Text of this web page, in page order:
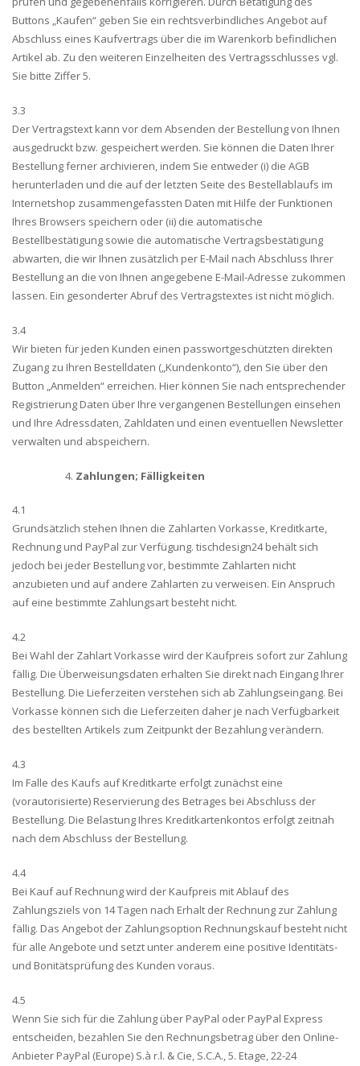
Buttons „Kaufen“ geben Sie ein rechtsverbindliches Angebot auf
Abschluss eines Kaufvertrags über die im Warenkorb befindlichen
Artikel ab. Zu den weiteren Einzelheiten des Vertragsschlusses vgl.
Sie bitte Ziffer 5.
3.3
Der Vertragstext kann vor dem Absenden der Bestellung von Ihnen
ausgedruckt bzw. gespeichert werden. Sie können die Daten Ihrer
Bestellung ferner archivieren, indem Sie entweder (i) die AGB
herunterladen und die auf der letzten Seite des Bestellablaufs im
Internetshop zusammengefassten Daten mit Hilfe der Funktionen
Ihres Browsers speichern oder (ii) die automatische
Bestellbestätigung sowie die automatische Vertragsbestätigung
abwarten, die wir Ihnen zusätzlich per E-Mail nach Abschluss Ihrer
Bestellung an die von Ihnen angegebene E-Mail-Adresse zukommen
lassen. Ein gesonderter Abruf des Vertragstextes ist nicht möglich.
3.4
Wir bieten für jeden Kunden einen passwortgeschützten direkten
Zugang zu Ihren Bestelldaten („Kundenkonto“), den Sie über den
Button „Anmelden“ erreichen. Hier können Sie nach entsprechender
Registrierung Daten über Ihre vergangenen Bestellungen einsehen
und Ihre Adressdaten, Zahldaten und einen eventuellen Newsletter
verwalten und abspeichern.
Zahlungen; Fälligkeiten
4.1
Grundsätzlich stehen Ihnen die Zahlarten Vorkasse, Kreditkarte,
Rechnung und PayPal zur Verfügung. tischdesign24 behält sich
jedoch bei jeder Bestellung vor, bestimmte Zahlarten nicht
anzubieten und auf andere Zahlarten zu verweisen. Ein Anspruch
auf eine bestimmte Zahlungsart besteht nicht.
4.2
Bei Wahl der Zahlart Vorkasse wird der Kaufpreis sofort zur Zahlung
fällig. Die Überweisungsdaten erhalten Sie direkt nach Eingang Ihrer
Bestellung. Die Lieferzeiten verstehen sich ab Zahlungseingang. Bei
Vorkasse können sich die Lieferzeiten daher je nach Verfügbarkeit
des bestellten Artikels zum Zeitpunkt der Bezahlung verändern.
4.3
Im Falle des Kaufs auf Kreditkarte erfolgt zunächst eine
(vorautorisierte) Reservierung des Betrages bei Abschluss der
Bestellung. Die Belastung Ihres Kreditkartenkontos erfolgt zeitnah
nach dem Abschluss der Bestellung.
4.4
Bei Kauf auf Rechnung wird der Kaufpreis mit Ablauf des
Zahlungsziels von 14 Tagen nach Erhalt der Rechnung zur Zahlung
fällig. Das Angebot der Zahlungsoption Rechnungskauf besteht nicht
für alle Angebote und setzt unter anderem eine positive Identitäts-
und Bonitätsprüfung des Kunden voraus.
4.5
Wenn Sie sich für die Zahlung über PayPal oder PayPal Express
entscheiden, bezahlen Sie den Rechnungsbetrag über den Online-
Anbieter PayPal (Europe) S.à r.l. & Cie, S.C.A., 5. Etage, 22-24